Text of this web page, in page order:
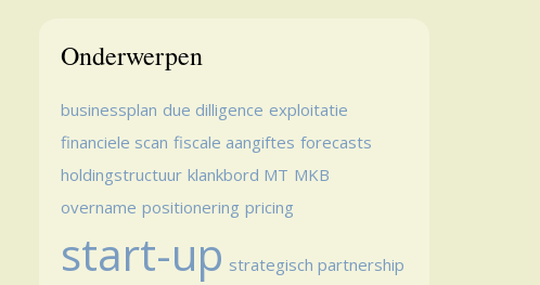
Onderwerpen
businessplan due dilligence exploitatie
financiele scan fiscale aangiftes forecasts
holdingstructuur klankbord MT MKB
overname positionering pricing
start-up strategisch partnership